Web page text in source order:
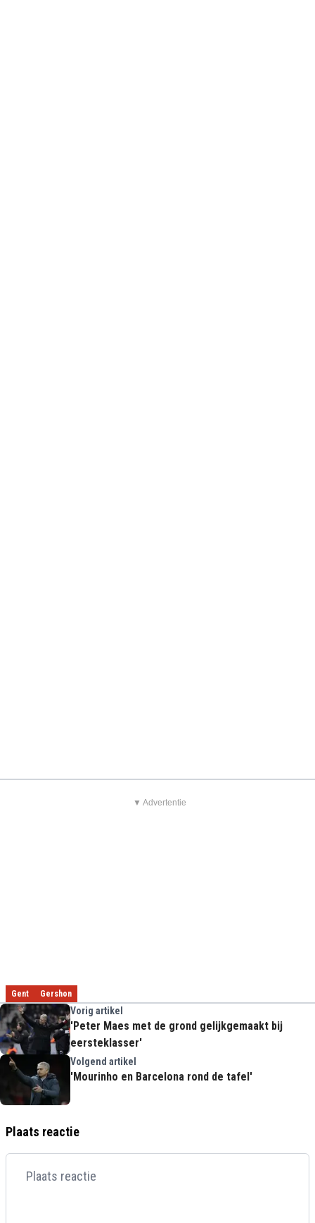
▼ Advertentie
Gent Gershon
Vorig artikel
'Peter Maes met de grond gelijkgemaakt bij
eersteklasser'
Volgend artikel
'Mourinho en Barcelona rond de tafel'
Plaats reactie